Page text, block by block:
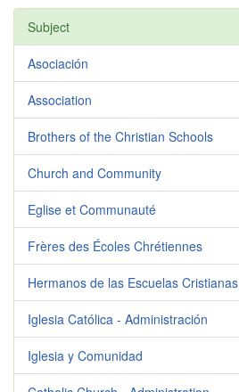
Subject
Asociación
Association
Brothers of the Christian Schools
Church and Community
Eglise et Communauté
Frères des Écoles Chrétiennes
Hermanos de las Escuelas Cristianas
Iglesia Católica - Administración
Iglesia y Comunidad